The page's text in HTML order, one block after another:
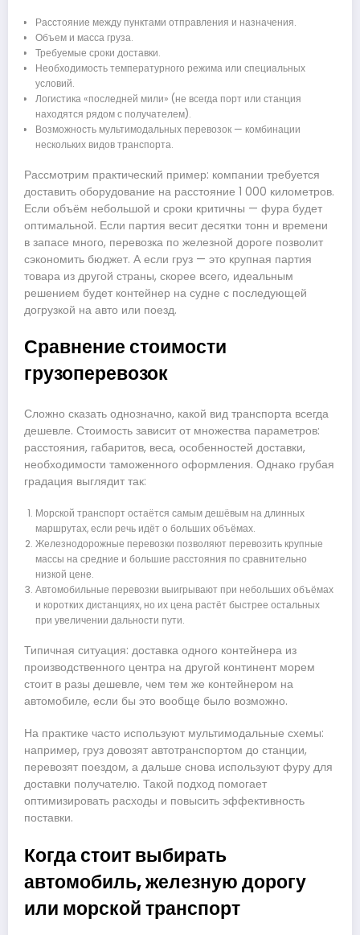
Расстояние между пунктами отправления и назначения.
Объем и масса груза.
Требуемые сроки доставки.
Необходимость температурного режима или специальных
условий.
Логистика «последней мили» (не всегда порт или станция
находятся рядом с получателем).
Возможность мультимодальных перевозок — комбинации
нескольких видов транспорта.
Рассмотрим практический пример: компании требуется
доставить оборудование на расстояние 1 000 километров.
Если объём небольшой и сроки критичны — фура будет
оптимальной. Если партия весит десятки тонн и времени
в запасе много, перевозка по железной дороге позволит
сэкономить бюджет. А если груз — это крупная партия
товара из другой страны, скорее всего, идеальным
решением будет контейнер на судне с последующей
догрузкой на авто или поезд.
Сравнение стоимости
грузоперевозок
Сложно сказать однозначно, какой вид транспорта всегда
дешевле. Стоимость зависит от множества параметров:
расстояния, габаритов, веса, особенностей доставки,
необходимости таможенного оформления. Однако грубая
градация выглядит так:
Морской транспорт остаётся самым дешёвым на длинных
маршрутах, если речь идёт о больших объёмах.
Железнодорожные перевозки позволяют перевозить крупные
массы на средние и большие расстояния по сравнительно
низкой цене.
Автомобильные перевозки выигрывают при небольших объёмах
и коротких дистанциях, но их цена растёт быстрее остальных
при увеличении дальности пути.
Типичная ситуация: доставка одного контейнера из
производственного центра на другой континент морем
стоит в разы дешевле, чем тем же контейнером на
автомобиле, если бы это вообще было возможно.
На практике часто используют мультимодальные схемы:
например, груз довозят автотранспортом до станции,
перевозят поездом, а дальше снова используют фуру для
доставки получателю. Такой подход помогает
оптимизировать расходы и повысить эффективность
поставки.
Когда стоит выбирать
автомобиль, железную дорогу
или морской транспорт